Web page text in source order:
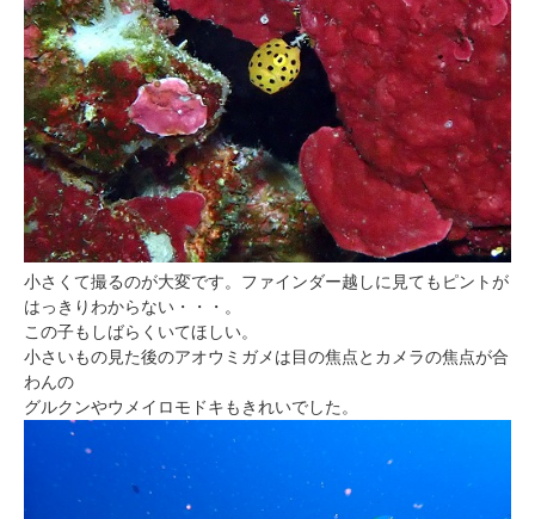
小さくて撮るのが大変です。ファインダー越しに見てもピントが
はっきりわからない・・・。
この子もしばらくいてほしい。
小さいもの見た後のアオウミガメは目の焦点とカメラの焦点が合
わんの
グルクンやウメイロモドキもきれいでした。